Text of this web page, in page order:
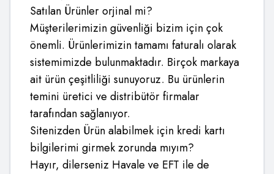
Satılan Ürünler orjinal mi?
Müşterilerimizin güvenliği bizim için çok
önemli. Ürünlerimizin tamamı faturalı olarak
sistemimizde bulunmaktadır. Birçok markaya
ait ürün çeşitliliği sunuyoruz. Bu ürünlerin
temini üretici ve distribütör firmalar
tarafından sağlanıyor.
Sitenizden Ürün alabilmek için kredi kartı
bilgilerimi girmek zorunda mıyım?
Hayır, dilerseniz Havale ve EFT ile de